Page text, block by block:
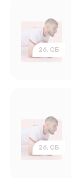
26, СБ
26, СБ